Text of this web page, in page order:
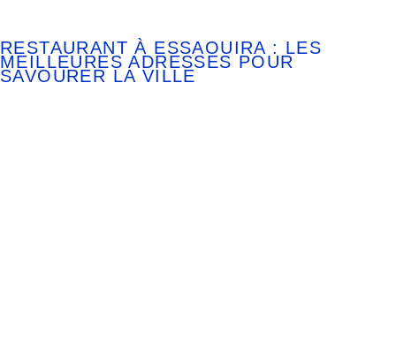
RESTAURANT À ESSAOUIRA : LES
MEILLEURES ADRESSES POUR
SAVOURER LA VILLE